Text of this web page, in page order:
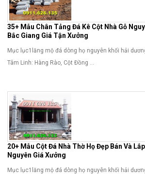
35+ Mẫu Chân Tảng Đá Kê Cột Nhà Gỗ
Bắc Giang Giá Tận Xưởng
Mục lục1lăng mộ đá dòng họ nguyên khối hải
Tâm Linh: Hàng Rào, Cột Đồng ...
20+ Mẫu Cột Đá Nhà Thờ Họ Đẹp Bán Và
Nguyên Giá Xưởng
Mục lục1lăng mộ đá dòng họ nguyên khối hải